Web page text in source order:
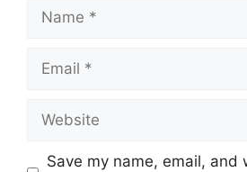
Name
Email
Website
Save my name, email, and